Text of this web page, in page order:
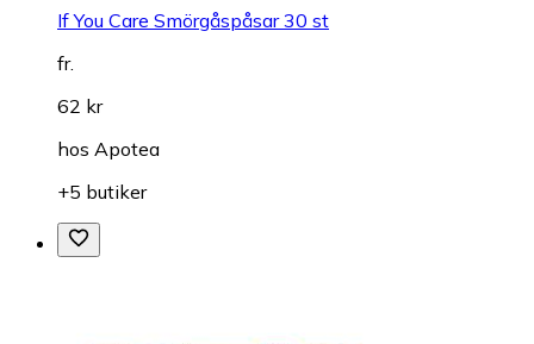
If You Care Smörgåspåsar 30 st
fr.
62 kr
hos Apotea
+5 butiker